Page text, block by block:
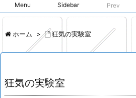
Menu Sidebar Prev
ホーム > 狂気の実験室
狂気の実験室